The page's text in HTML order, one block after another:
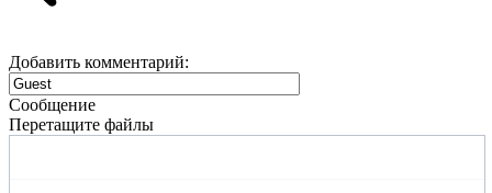
Добавить комментарий:
Сообщение
Перетащите файлы